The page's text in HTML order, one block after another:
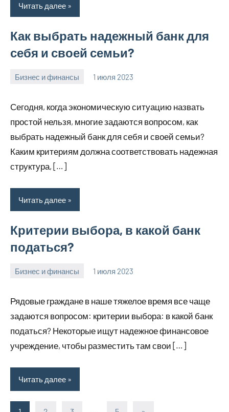
Читать далее
Как выбрать надежный банк для
себя и своей семьи?
Бизнес и финансы 1 июля 2023
profiboxing_
Сегодня, когда экономическую ситуацию назвать
простой нельзя, многие задаются вопросом, как
выбрать надежный банк для себя и своей семьи?
Каким критериям должна соответствовать надежная
структура, […]
Читать далее
Критерии выбора, в какой банк
податься?
Бизнес и финансы 1 июля 2023
profiboxing_
Рядовые граждане в наше тяжелое время все чаще
задаются вопросом: критерии выбора: в какой банк
податься? Некоторые ищут надежное финансовое
учреждение, чтобы разместить там свои […]
Читать далее